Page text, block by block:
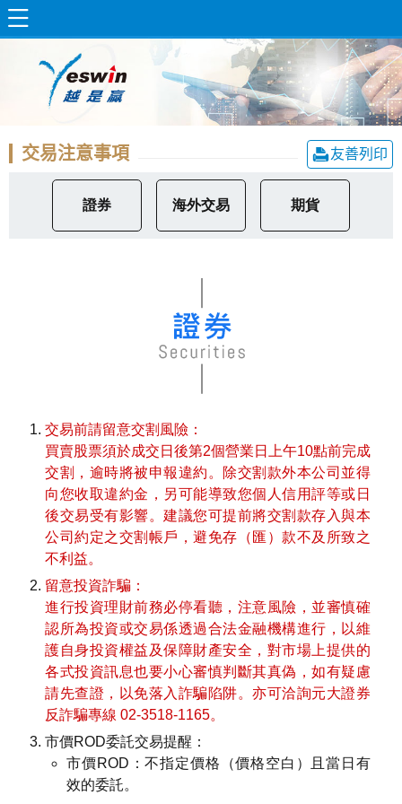
友善列印
交易注意事項